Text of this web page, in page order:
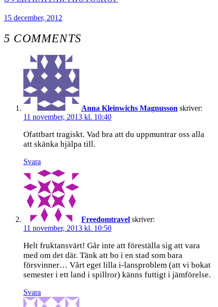
15 december, 2012
5 COMMENTS
Anna Kleinwichs Magnusson skriver:
11 november, 2013 kl. 10:40
Ofattbart tragiskt. Vad bra att du uppmuntrar oss alla
att skänka hjälpa till.
Svara
Freedomtravel skriver:
11 november, 2013 kl. 10:50
Helt fruktansvärt! Går inte att föreställa sig att vara
med om det där. Tänk att bo i en stad som bara
försvinner… Vårt eget lilla i-lansproblem (att vi bokat
semester i ett land i spillror) känns futtigt i jämförelse.
Svara